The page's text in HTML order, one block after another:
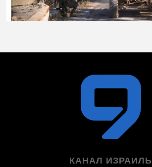
КАНАЛ ИЗРАИЛЬ